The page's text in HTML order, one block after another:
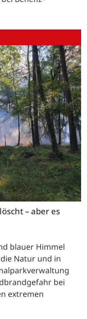
– aber es
blauer Himmel
Natur und in
bei
extremen